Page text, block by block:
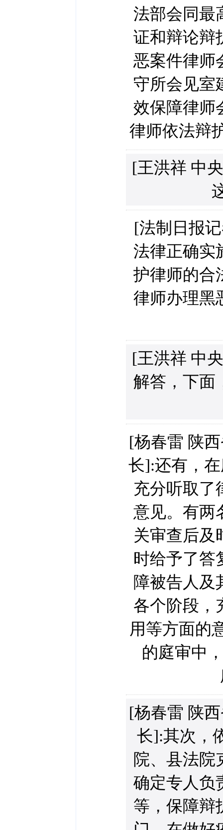
法部会同最
证和辩论辩
恶案件律师
守所会见室
效保障律师
律师依法辩
[王洪祥 中
[法制日报
法律正确实
护律师的合
律师办理黑
[王洪祥 中
解答，下面
[杨春雷 陕
长]:还有，
充分听取了
意见。有两
关审查后及
时给予了答
障被告人及
各个阶段，
用等方面的
的庭审中
[杨春雷 陕
长]:其次，
院、县法院
确定专人负
等，保障辩